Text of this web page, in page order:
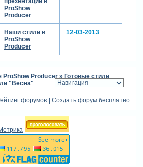
ProShow
Producer
Наши стили в
ProShow
Producer
12-03-2013
ProShow Producer » Готовые стили
"Весна"
форумов |Создать форум бесплатно